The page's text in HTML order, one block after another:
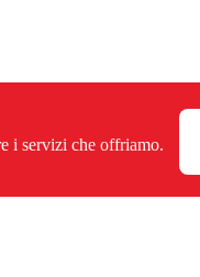
i servizi che offriamo.